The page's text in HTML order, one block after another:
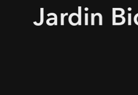
Jardin